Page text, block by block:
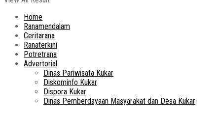
Home
Ranamendalam
Ceritarana
Ranaterkini
Potretrana
Advertorial
Dinas Pariwisata Kukar
Diskominfo Kukar
Dispora Kukar
Dinas Pemberdayaan Masyarakat dan Desa Kukar